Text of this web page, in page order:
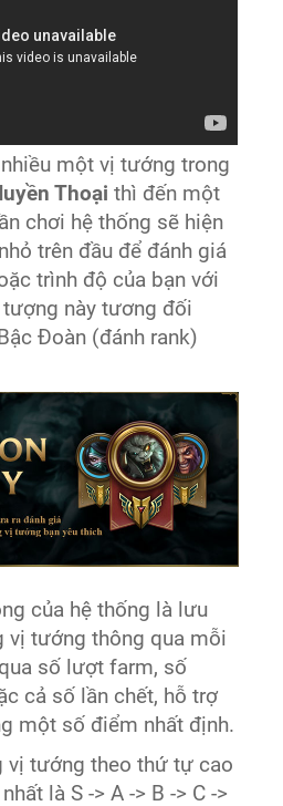
một vị tướng trong
Thoại thì đến một
chơi hệ thống sẽ hiện
trên đầu để đánh giá
trình độ của bạn với
này tương đối
Đoàn (đánh rank)
của hệ thống là lưu
vị tướng thông qua mỗi
số lượt farm, số
cả số lần chết, hỗ trợ
một số điểm nhất định.
vị tướng theo thứ tự cao
là S -> A -> B -> C ->